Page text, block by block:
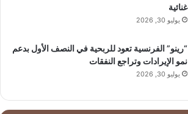
غنائية
يوليو 30, 2026
“رينو” الفرنسية تعود للربحية في النصف الأول بدعم
نمو الإيرادات وتراجع النفقات
يوليو 30, 2026